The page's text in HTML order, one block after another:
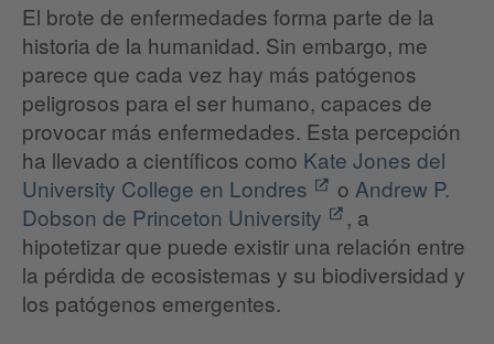
El brote de enfermedades forma parte de la
historia de la humanidad. Sin embargo, me
parece que cada vez hay más patógenos
peligrosos para el ser humano, capaces de
provocar más enfermedades. Esta percepción
ha llevado a científicos como Kate Jones del
University College en Londres
o Andrew P.
Dobson de Princeton University
, a
hipotetizar que puede existir una relación entre
la pérdida de ecosistemas y su biodiversidad y
los patógenos emergentes.